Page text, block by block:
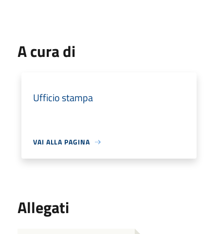
A cura di
Ufficio stampa
VAI ALLA PAGINA
Allegati